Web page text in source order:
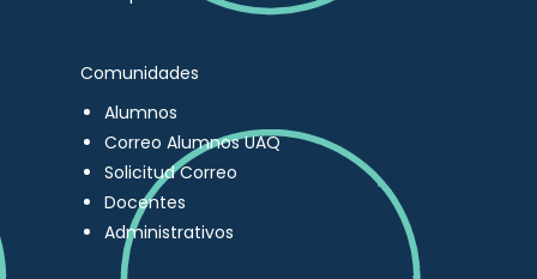
Comunidades
Alumnos
Correo Alumnos UAQ
Solicitud Correo
Docentes
Administrativos